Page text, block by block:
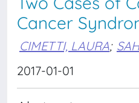
Cancer
CIMETTI, LAURA;
2017-01-01